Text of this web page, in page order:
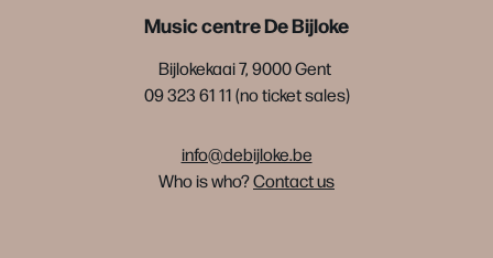
Music centre De Bijloke
Bijlokekaai 7, 9000 Gent
09 323 61 11 (no ticket sales)
info@debijloke.be
Who is who?Contact us